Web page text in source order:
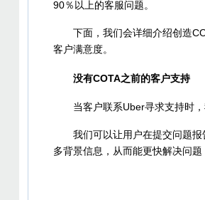
90％以上的客服问题。
下面，我们会详细介绍创造
客户满意度。
没有COTA之前的客户支持
当客户联系Uber寻求支持时，
我们可以让用户在提交问题报
多背景信息，从而能更快解决问题